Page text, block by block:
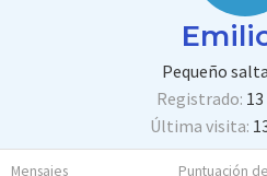
Pequeño
Registrado
Última visita
Mensajes Puntuación